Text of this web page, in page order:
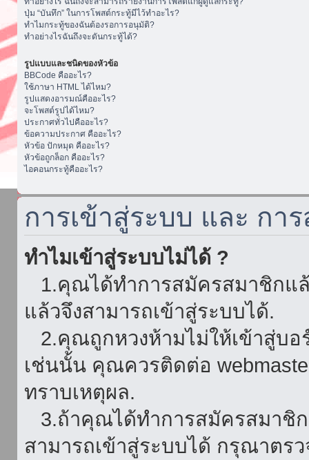
ปุ่ม “บันทึก” ในการโพสต์กระทู้มีไว้ทำอะไร?
ทำไมกระทู้ของฉันต้องรอการอนุมัติ?
ทำอย่างไรฉันถึงจะดันกระทู้ได้?
รูปแบบและชนิดของหัวข้อ
BBCode คืออะไร?
ใช้ภาษา HTML ได้ไหม?
รูปแสดงอารมณ์คืออะไร?
จะโพสต์รูปได้ไหม?
ประกาศทั่วไปคืออะไร?
ข้อความประกาศ คืออะไร?
หัวข้อ ปักหมุด คืออะไร?
หัวข้อถูกล็อก คืออะไร?
ไอคอนกระทู้คืออะไร?
การเข้าสู่ระบบ และ กา
ทำไมเข้าสู่ระบบไม่ได้ ?
1.คุณได้ทำการสมัครสมาชิกแ
แล้วจึงสามารถเข้าสู่ระบบได้.
2.คุณถูกหวงห้ามไม่ให้เข้าสู่บอ
เช่นนั้น คุณควรติดต่อ
ทราบเหตุผล.
3.ถ้าคุณได้ทำการสมัครสมาชิ
สามารถเข้าสู่ระบบได้ กรุณาตร